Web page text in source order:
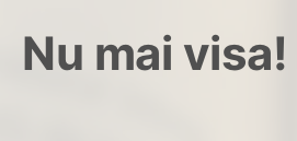
Nu mai visa!